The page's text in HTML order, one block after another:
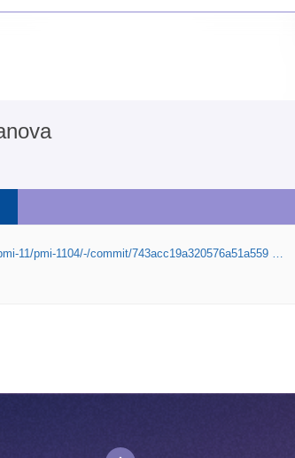
11/pmi-1104/-/commit/743acc19a320576a51a559 …